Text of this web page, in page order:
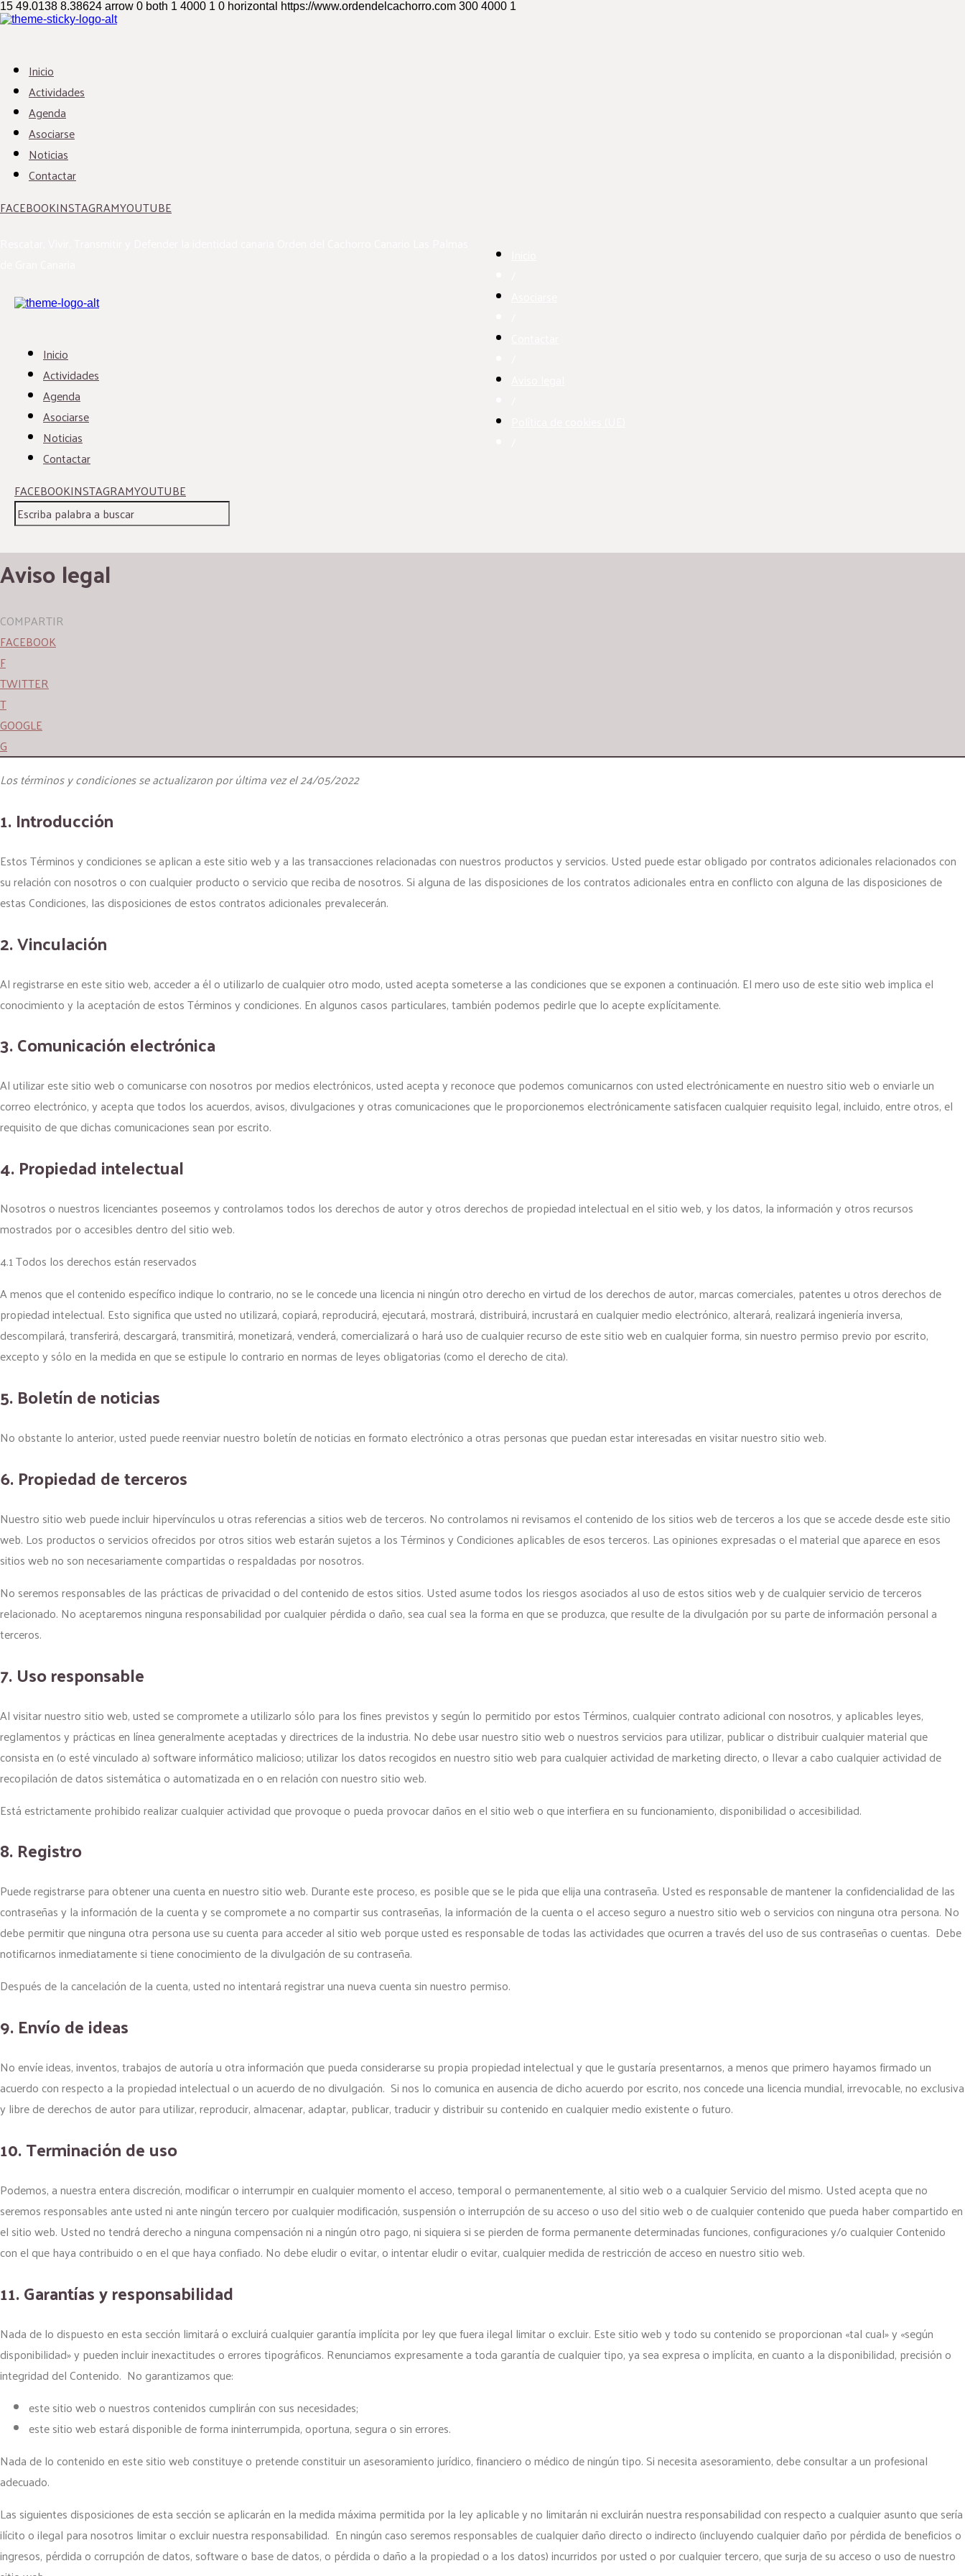
15 49.0138 8.38624 arrow 0 both 1 4000 1 0 horizontal https://www.ordendelcachorro.com 300 4000 1
Inicio
Actividades
Agenda
Asociarse
Noticias
Contactar
FACEBOOKINSTAGRAMYOUTUBE
Inicio
Actividades
Agenda
Asociarse
Noticias
Contactar
FACEBOOKINSTAGRAMYOUTUBE
Aviso legal
COMPARTIR
FACEBOOK
F
TWITTER
T
GOOGLE
G
Los términos y condiciones se actualizaron por última vez el 24/05/2022
1. Introducción
Estos Términos y condiciones se aplican a este sitio web y a las transacciones relacionadas con nuestros productos y servicios. Usted puede estar obligado por contratos adicionales relacionados con
su relación con nosotros o con cualquier producto o servicio que reciba de nosotros. Si alguna de las disposiciones de los contratos adicionales entra en conflicto con alguna de las disposiciones de
estas Condiciones, las disposiciones de estos contratos adicionales prevalecerán.
2. Vinculación
Al registrarse en este sitio web, acceder a él o utilizarlo de cualquier otro modo, usted acepta someterse a las condiciones que se exponen a continuación. El mero uso de este sitio web implica el
conocimiento y la aceptación de estos Términos y condiciones. En algunos casos particulares, también podemos pedirle que lo acepte explícitamente.
3. Comunicación electrónica
Al utilizar este sitio web o comunicarse con nosotros por medios electrónicos, usted acepta y reconoce que podemos comunicarnos con usted electrónicamente en nuestro sitio web o enviarle un
correo electrónico, y acepta que todos los acuerdos, avisos, divulgaciones y otras comunicaciones que le proporcionemos electrónicamente satisfacen cualquier requisito legal, incluido, entre otros, el
requisito de que dichas comunicaciones sean por escrito.
4. Propiedad intelectual
Nosotros o nuestros licenciantes poseemos y controlamos todos los derechos de autor y otros derechos de propiedad intelectual en el sitio web, y los datos, la información y otros recursos
mostrados por o accesibles dentro del sitio web.
4.1 Todos los derechos están reservados
A menos que el contenido específico indique lo contrario, no se le concede una licencia ni ningún otro derecho en virtud de los derechos de autor, marcas comerciales, patentes u otros derechos de
propiedad intelectual. Esto significa que usted no utilizará, copiará, reproducirá, ejecutará, mostrará, distribuirá, incrustará en cualquier medio electrónico, alterará, realizará ingeniería inversa,
descompilará, transferirá, descargará, transmitirá, monetizará, venderá, comercializará o hará uso de cualquier recurso de este sitio web en cualquier forma, sin nuestro permiso previo por escrito,
excepto y sólo en la medida en que se estipule lo contrario en normas de leyes obligatorias (como el derecho de cita).
5. Boletín de noticias
No obstante lo anterior, usted puede reenviar nuestro boletín de noticias en formato electrónico a otras personas que puedan estar interesadas en visitar nuestro sitio web.
6. Propiedad de terceros
Nuestro sitio web puede incluir hipervínculos u otras referencias a sitios web de terceros. No controlamos ni revisamos el contenido de los sitios web de terceros a los que se accede desde este sitio
web. Los productos o servicios ofrecidos por otros sitios web estarán sujetos a los Términos y Condiciones aplicables de esos terceros. Las opiniones expresadas o el material que aparece en esos
sitios web no son necesariamente compartidas o respaldadas por nosotros.
No seremos responsables de las prácticas de privacidad o del contenido de estos sitios. Usted asume todos los riesgos asociados al uso de estos sitios web y de cualquier servicio de terceros
relacionado. No aceptaremos ninguna responsabilidad por cualquier pérdida o daño, sea cual sea la forma en que se produzca, que resulte de la divulgación por su parte de información personal a
terceros.
7. Uso responsable
Al visitar nuestro sitio web, usted se compromete a utilizarlo sólo para los fines previstos y según lo permitido por estos Términos, cualquier contrato adicional con nosotros, y aplicables leyes,
reglamentos y prácticas en línea generalmente aceptadas y directrices de la industria. No debe usar nuestro sitio web o nuestros servicios para utilizar, publicar o distribuir cualquier material que
consista en (o esté vinculado a) software informático malicioso; utilizar los datos recogidos en nuestro sitio web para cualquier actividad de marketing directo, o llevar a cabo cualquier actividad de
recopilación de datos sistemática o automatizada en o en relación con nuestro sitio web.
Está estrictamente prohibido realizar cualquier actividad que provoque o pueda provocar daños en el sitio web o que interfiera en su funcionamiento, disponibilidad o accesibilidad.
8. Registro
Puede registrarse para obtener una cuenta en nuestro sitio web. Durante este proceso, es posible que se le pida que elija una contraseña. Usted es responsable de mantener la confidencialidad de las
contraseñas y la información de la cuenta y se compromete a no compartir sus contraseñas, la información de la cuenta o el acceso seguro a nuestro sitio web o servicios con ninguna otra persona. No
debe permitir que ninguna otra persona use su cuenta para acceder al sitio web porque usted es responsable de todas las actividades que ocurren a través del uso de sus contraseñas o cuentas. Debe
notificarnos inmediatamente si tiene conocimiento de la divulgación de su contraseña.
Después de la cancelación de la cuenta, usted no intentará registrar una nueva cuenta sin nuestro permiso.
9. Envío de ideas
No envíe ideas, inventos, trabajos de autoría u otra información que pueda considerarse su propia propiedad intelectual y que le gustaría presentarnos, a menos que primero hayamos firmado un
acuerdo con respecto a la propiedad intelectual o un acuerdo de no divulgación. Si nos lo comunica en ausencia de dicho acuerdo por escrito, nos concede una licencia mundial, irrevocable, no exclusiva
y libre de derechos de autor para utilizar, reproducir, almacenar, adaptar, publicar, traducir y distribuir su contenido en cualquier medio existente o futuro.
10. Terminación de uso
Podemos, a nuestra entera discreción, modificar o interrumpir en cualquier momento el acceso, temporal o permanentemente, al sitio web o a cualquier Servicio del mismo. Usted acepta que no
seremos responsables ante usted ni ante ningún tercero por cualquier modificación, suspensión o interrupción de su acceso o uso del sitio web o de cualquier contenido que pueda haber compartido en
el sitio web. Usted no tendrá derecho a ninguna compensación ni a ningún otro pago, ni siquiera si se pierden de forma permanente determinadas funciones, configuraciones y/o cualquier Contenido
con el que haya contribuido o en el que haya confiado. No debe eludir o evitar, o intentar eludir o evitar, cualquier medida de restricción de acceso en nuestro sitio web.
11. Garantías y responsabilidad
Nada de lo dispuesto en esta sección limitará o excluirá cualquier garantía implícita por ley que fuera ilegal limitar o excluir. Este sitio web y todo su contenido se proporcionan «tal cual» y «según
disponibilidad» y pueden incluir inexactitudes o errores tipográficos. Renunciamos expresamente a toda garantía de cualquier tipo, ya sea expresa o implícita, en cuanto a la disponibilidad, precisión o
integridad del Contenido. No garantizamos que:
este sitio web o nuestros contenidos cumplirán con sus necesidades;
este sitio web estará disponible de forma ininterrumpida, oportuna, segura o sin errores.
Nada de lo contenido en este sitio web constituye o pretende constituir un asesoramiento jurídico, financiero o médico de ningún tipo. Si necesita asesoramiento, debe consultar a un profesional
adecuado.
Las siguientes disposiciones de esta sección se aplicarán en la medida máxima permitida por la ley aplicable y no limitarán ni excluirán nuestra responsabilidad con respecto a cualquier asunto que sería
ilícito o ilegal para nosotros limitar o excluir nuestra responsabilidad. En ningún caso seremos responsables de cualquier daño directo o indirecto (incluyendo cualquier daño por pérdida de beneficios o
ingresos, pérdida o corrupción de datos, software o base de datos, o pérdida o daño a la propiedad o a los datos) incurridos por usted o por cualquier tercero, que surja de su acceso o uso de nuestro